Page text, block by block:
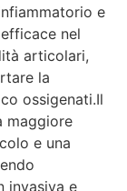
e
nel
articolari,
la
ossigenati.Il
maggiore
e una
invasiva e